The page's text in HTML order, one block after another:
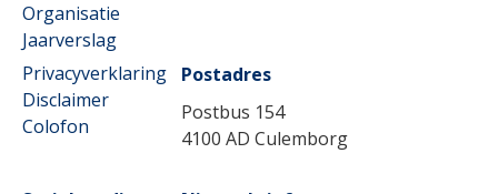
Organisatie
Jaarverslag
Privacyverklaring
Disclaimer
Colofon
Postadres
Postbus 154
4100 AD Culemborg